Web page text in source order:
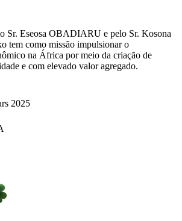
Sr. Eseosa OBADIARU e pelo Sr. Kosona
tem como missão impulsionar o
na África por meio da criação de
e com elevado valor agregado.
2025